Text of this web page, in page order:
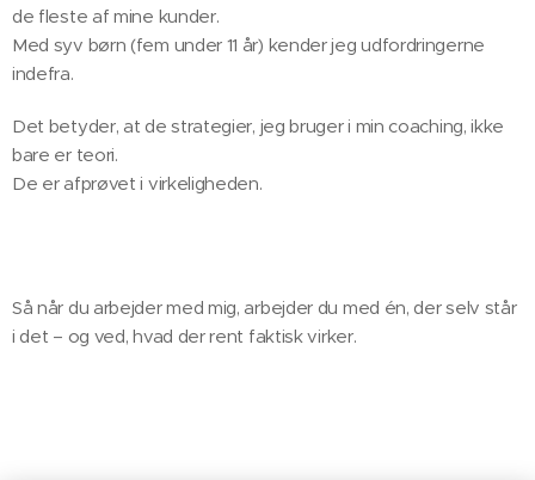
de fleste af mine kunder.
Med syv børn (fem under 11 år) kender jeg udfordringerne
indefra.
Det betyder, at de strategier, jeg bruger i min coaching, ikke
bare er teori.
De er afprøvet i virkeligheden.
Så når du arbejder med mig, arbejder du med én, der selv står
i det – og ved, hvad der rent faktisk virker. 🙌